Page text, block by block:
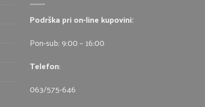
Podrška pri on-line kupovini:
Pon-sub: 9:00 – 16:00
Telefon:
063/575-646